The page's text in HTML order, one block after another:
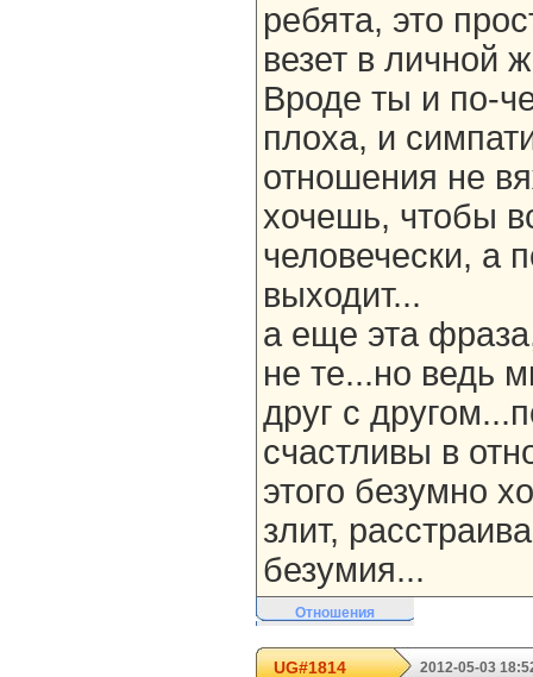
ребята, это
везет в личной
Вроде ты и по-
плоха, и
отношения не
хочешь, чтобы
человечески, а
выходит...
а еще эта
не те...но ведь
друг с
счастливы в
этого безумно
злит,
безумия...
Отношения
UG#1814 2012-05-03